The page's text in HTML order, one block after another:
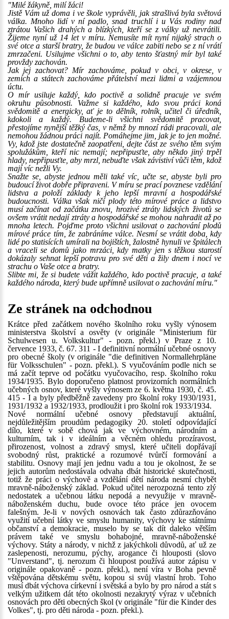
"Milé žákyně, milí žáci!
Jistě Vám už doma i ve škole vyprávěli, jak strašlivá byla světová
válka. Mnoho lidí v ní padlo, snad truchlí i u Vás rodiny nad
ztrátou Vašich drahých a blízkých, kteří se z války už nevrátili.
Žijeme nyní už 14 let v míru. Nemusíte mít nyní nijaký strach o
své otce a starší bratry, že budou ve válce zabiti nebo se z ní vrátí
zmrzačeni. Usilujme všichni o to, aby tento šťastný mír byl také
provždy zachován.
Jak jej zachovat? Mír zachováme, pokud v obci, v okrese, v
zemích a státech zachováme přátelství mezi lidmi a vzájemnou
úctu.
O mír usiluje každý, kdo poctivě a solidně pracuje ve svém
okruhu působnosti. Važme si každého, kdo svou práci koná
svědomitě a energicky, ať je to dělník, rolník, učitel či úředník,
kdokoli a každý. Budeme-li všichni svědomitě pracovat,
přestojíme nynější těžký čas, v němž by mnozí rádi pracovali, ale
nemohou žádnou práci najít. Pomáhejme jim, jak je to jen možné.
Vy, kdož jste dostatečně zaopatřeni, dejte část ze svého těm svým
spolužákům, kteří nic nemají; nepřipusťte, aby někdo jiný trpěl
hlady, nepřipusťte, aby mrzl, nebuďte však závistiví vůči těm, kdož
mají víc nežli Vy.
Snažte se, abyste jednou měli také víc, učte se, abyste byli pro
budoucí život dobře připraveni. V míru se prací povznese vzdělání
lidstva a položí základy k jeho lepší mravní a hospodářské
budoucnosti. Válka však ničí plody této mírové práce a lidstvo
musí začínat od začátku znovu, hrozivé ztráty lidských životů se
ovšem vrátit nedají ztráty a hospodářské se mohou nahradit až po
mnoha letech. Pojďme proto všichni usilovat o zachování plodů
mírové práce tím, že zabráníme válce. Nesmí se vrátit doba, kdy
lidé po statisících umírali na bojištích, žalostně hynuli ve špitálech
a vraceli se domů jako mrzáci, kdy matky jen s těžkou starostí
dokázaly sehnat lepší potravu pro své děti a žily dnem i nocí ve
strachu o Vaše otce a bratry.
Slibte mi, že si budete vážit každého, kdo poctivě pracuje, a také
každého národa, který bude upřímně usilovat o zachování míru."
Ze stránek na odchodnou
Krátce před začátkem nového školního roku vyšly výnosem
ministerstva školství a osvěty (v originále "Ministerium für
Schulwesen u. Volkskultur" - pozn. překl.) v Praze z 10.
července 1933, č. 67. 311 - I definitivní normální učebné osnovy
pro obecné školy (v originále "die definitiven Normallehrpläne
für Volksschulen" - pozn. překl.). S vyučováním podle nich se
má začít teprve od počátku vyučovacího, resp. školního roku
1934/1935. Bylo doporučeno platnost provizorních normálních
učebných osnov, které vyšly výnosem ze 6. května 1930, č. 45.
415 - I a byly předběžně zavedeny pro školní roky 1930/1931,
1931/1932 a 1932/1933, prodloužit i pro školní rok 1933/1934.
Nové normální učebné osnovy představují aktuální,
nejdůležitějším proudům pedagogiky 20. století odpovídající
dílo, které v sobě chová jak ve výchovném, národním a
kulturním, tak i v ideálním a věcném ohledu prozíravost,
přirozenost, volnost a zdravý smysl, které učiteli dopřávají
svobodný růst, praktické a rozumové tvůrčí formování a
stabilitu. Osnovy mají jen jednu vadu a tou je okolnost, že se
jejich autorům nedostávala odvaha dbát historické skutečnosti,
totiž že práci o výchově a vzdělání dětí národa nesmí chybět
mravně-náboženský základ. Pokud učitel nerozpozná tento zlý
nedostatek a učebnou látku nepodá a nevyužije v mravně-
náboženském duchu, bude ovoce této práce jen ovocem
falešným. Je-li v nových osnovách tak často zdůrazňováno
využití učební látky ve smyslu humanity, výchovy ke státnímu
občanství a demokracie, muselo by se tak dít daleko větším
právem také ve smyslu bohabojné, mravně-náboženské
výchovy. Státy a národy, v nichž z jakýchkoli důvodů, ať už ze
zaslepenosti, nerozumu, pýchy, arogance či hlouposti (slovo
"Unverstand", tj. nerozum či hloupost používá autor zápisu v
originále opakovaně - pozn. překl.), není víra v Boha pevně
vštěpována dětskému světu, kopou si svůj vlastní hrob. Toho
musí dbát výchova církevní i světská a bylo by pro národ a stát s
velkým užitkem dát této okolnosti nezakrytý výraz v učebních
osnovách pro děti obecných škol (v originále "für die Kinder des
Volkes", tj. pro děti národa - pozn. překl.).